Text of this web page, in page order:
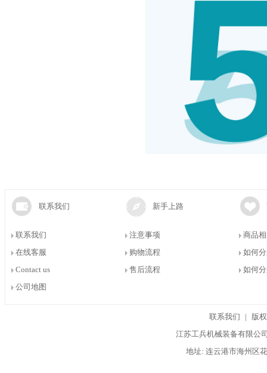
联系我们 新手上路
联系我们
在线客服
Contact us
公司地图
注意事项
购物流程
售后流程
商品
如何
如何
联系我们 |
版
江苏工兵机械装备有限公
地址: 连云港市海州区